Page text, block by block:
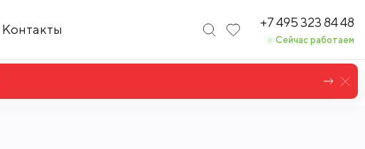
Контакты +7 495 323 84 48
Сейчас работаем